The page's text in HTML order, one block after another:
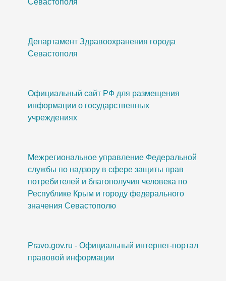
Севастополя
Департамент Здравоохранения города
Севастополя
Официальный сайт РФ для размещения
информации о государственных
учреждениях
Межрегиональное управление Федеральной
службы по надзору в сфере защиты прав
потребителей и благополучия человека по
Республике Крым и городу федерального
значения Севастополю
Pravo.gov.ru - Официальный интернет-портал
правовой информации